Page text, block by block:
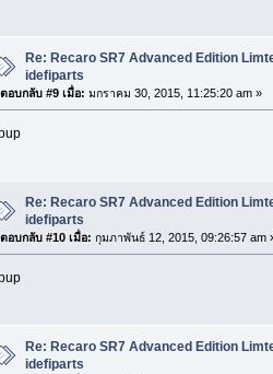
Re: Recaro SR7 Advanced Edition
idefiparts
ตอบกลับ #9 เมื่อ: มกราคม 30, 2015, 11:25:20 am »
Re: Recaro SR7 Advanced Edition
idefiparts
ตอบกลับ #10 เมื่อ: กุมภาพันธ์ 12, 2015, 09:26:57 am
Re: Recaro SR7 Advanced Edition
idefiparts